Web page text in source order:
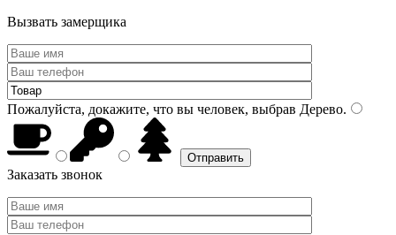
Вызвать замерщика
Пожалуйста, докажите, что вы человек, выбрав Дерево.
Заказать звонок